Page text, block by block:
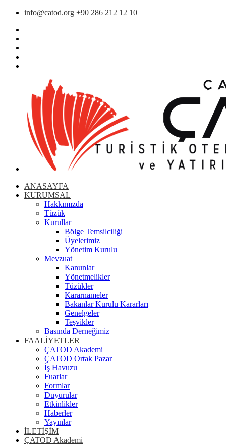
info@catod.org +90 286 212 12 10
ANASAYFA
KURUMSAL
Hakkımızda
Tüzük
Kurullar
Bölge Temsilciliği
Üyelerimiz
Yönetim Kurulu
Mevzuat
Kanunlar
Yönetmelikler
Tüzükler
Kararnameler
Bakanlar Kurulu Kararları
Genelgeler
Teşvikler
Basında Derneğimiz
FAALİYETLER
ÇATOD Akademi
ÇATOD Ortak Pazar
İş Havuzu
Fuarlar
Formlar
Duyurular
Etkinlikler
Haberler
Yayınlar
İLETİŞİM
ÇATOD Akademi